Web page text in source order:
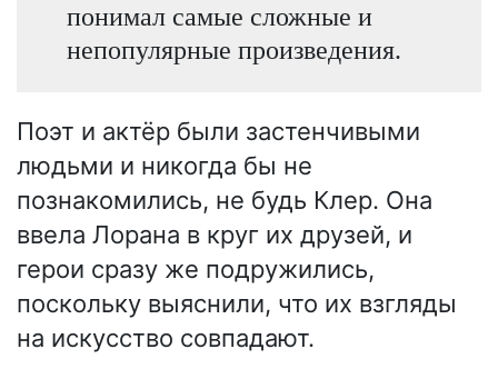
понимал самые сложные и
непопулярные произведения.
Поэт и актёр были застенчивыми
людьми и никогда бы не
познакомились, не будь Клер. Она
ввела Лорана в круг их друзей, и
герои сразу же подружились,
поскольку выяснили, что их взгляды
на искусство совпадают.